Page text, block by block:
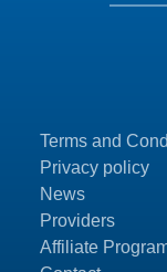
Terms and
Privacy policy
News
Providers
Affiliate